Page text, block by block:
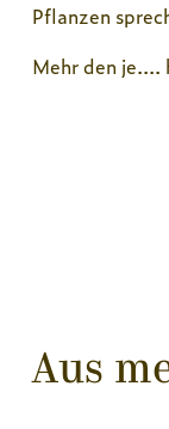
Pflanzen
Mehr den je....
Aus